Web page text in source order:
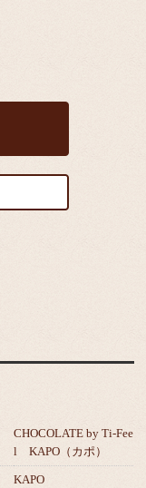
CHOCOLATE by Ti-Fee
l KAPO（カポ）
KAPO